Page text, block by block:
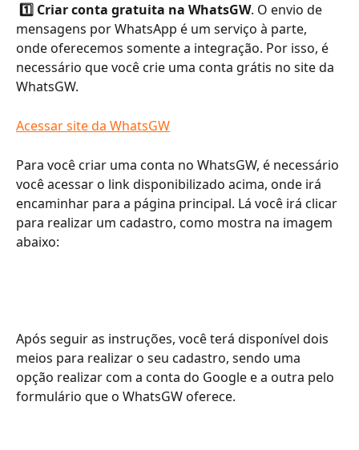
1️⃣ Criar conta gratuita na WhatsGW. O envio de
mensagens por WhatsApp é um serviço à parte,
onde oferecemos somente a integração. Por isso, é
necessário que você crie uma conta grátis no site da
WhatsGW.
Acessar site da WhatsGW
Para você criar uma conta no WhatsGW, é necessário
você acessar o link disponibilizado acima, onde irá
encaminhar para a página principal. Lá você irá clicar
para realizar um cadastro, como mostra na imagem
abaixo:
Após seguir as instruções, você terá disponível dois
meios para realizar o seu cadastro, sendo uma
opção realizar com a conta do Google e a outra pelo
formulário que o WhatsGW oferece.